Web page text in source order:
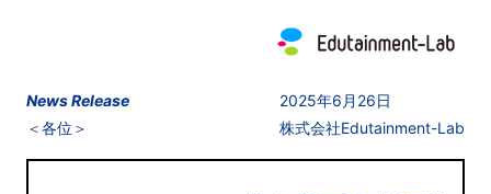
News Release
＜各位＞
2025年6月26日
株式会社Edutainment-Lab